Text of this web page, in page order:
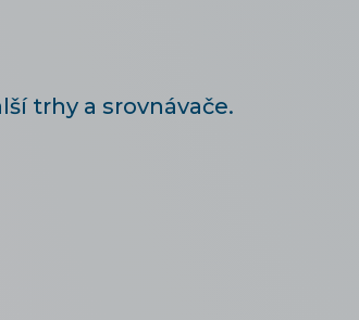
trhy a srovnávače.